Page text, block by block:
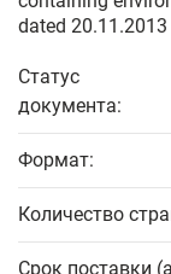
dated 20.11.2013
Статус
документа:
Формат:
Количество
Срок поставки